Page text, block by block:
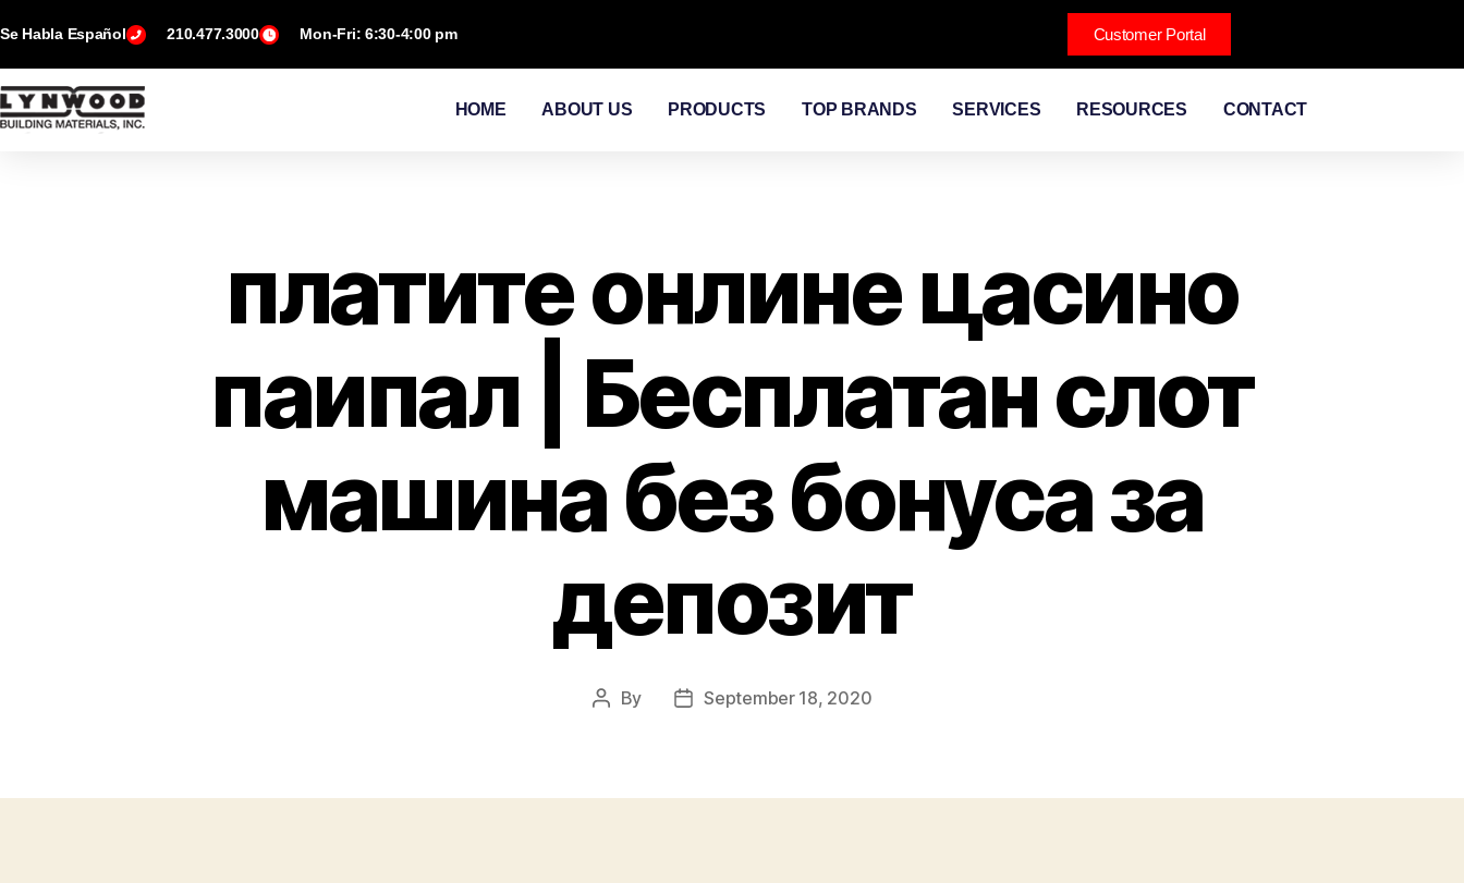
Se Habla Español 210.477.3000 Mon-Fri: 6:30-4:00 pm Customer Portal
HOME ABOUT US PRODUCTS TOP BRANDS SERVICES RESOURCES CONTACT
платите онлине цасино
паипал | Бесплатан слот
машина без бонуса за
депозит
By September 18, 2020